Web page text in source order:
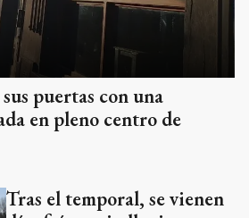
puertas con una
en pleno centro de
Tras el temporal, se vienen